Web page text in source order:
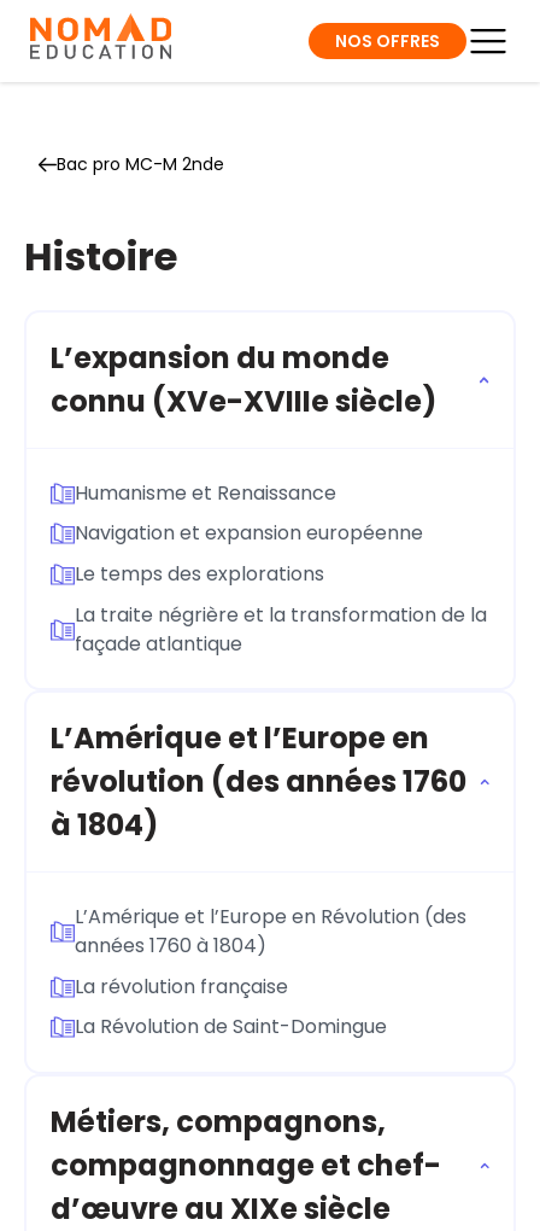
NOS OFFRES
Bac pro MC-M 2nde
Histoire
L’expansion du monde
connu (XVe-XVIIIe siècle)
Humanisme et Renaissance
Navigation et expansion européenne
Le temps des explorations
La traite négrière et la transformation de la
façade atlantique
L’Amérique et l’Europe en
révolution (des années 1760
à 1804)
L’Amérique et l’Europe en Révolution (des
années 1760 à 1804)
La révolution française
La Révolution de Saint-Domingue
Métiers, compagnons,
compagnonnage et chef-
d’œuvre au XIXe siècle